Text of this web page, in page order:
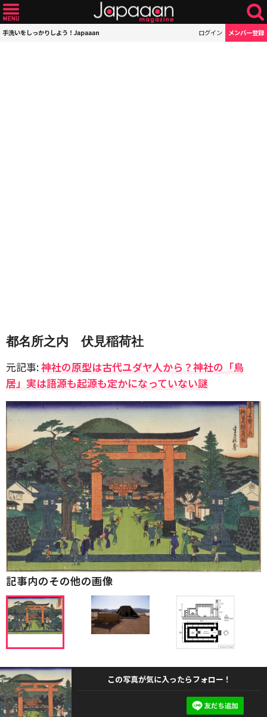
手洗いをしっかりしよう！Japaaan ログイン メンバー登録
都名所之内 伏見稲荷社
元記事:神社の原型は古代ユダヤ人から？神社の「鳥
居」実は語源も起源も定かになっていない謎
記事内のその他の画像
この写真が気に入ったらフォロー！